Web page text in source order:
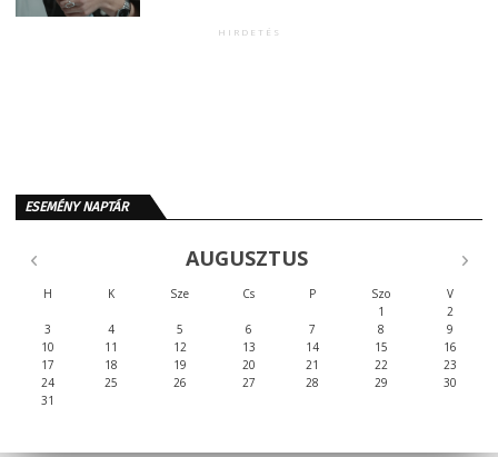
HIRDETÉS
ESEMÉNY NAPTÁR
AUGUSZTUS
H K Sze Cs P Szo
V
1
2
3
4 5 6 7 8
9
10
11 12 13 14 15
16
17
18 19 20 21 22
23
24
25 26 27 28 29
30
31